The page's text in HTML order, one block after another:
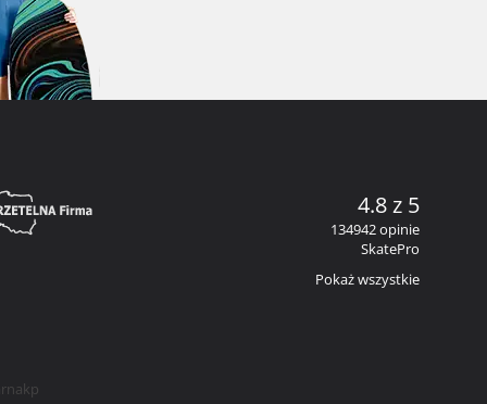
4.8 z 5
134942 opinie
SkatePro
Pokaż wszystkie